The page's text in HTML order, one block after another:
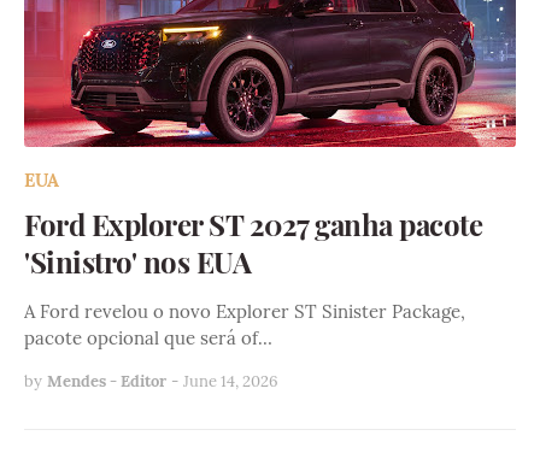
EUA
Ford Explorer ST 2027 ganha pacote
'Sinistro' nos EUA
A Ford revelou o novo Explorer ST Sinister Package,
pacote opcional que será of…
by Mendes - Editor - June 14, 2026